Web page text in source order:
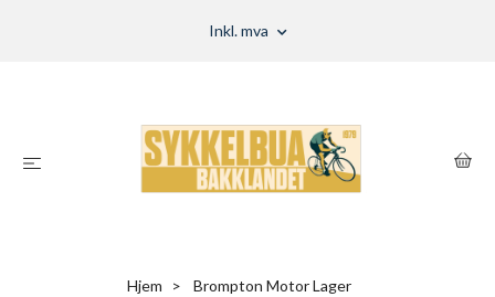
Inkl. mva
Hjem
Brompton Motor Lager